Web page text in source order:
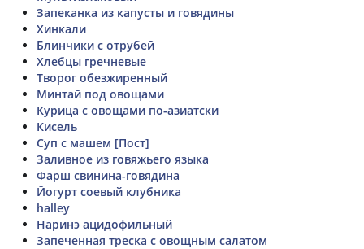
Запеканка из капусты и говядины
Хинкали
Блинчики с отрубей
Хлебцы гречневые
Творог обезжиренный
Минтай под овощами
Курица с овощами по-азиатски
Кисель
Суп с машем [Пост]
Заливное из говяжьего языка
Фарш свинина-говядина
Йогурт соевый клубника
halley
Наринэ ацидофильный
Запеченная треска с овощным салатом